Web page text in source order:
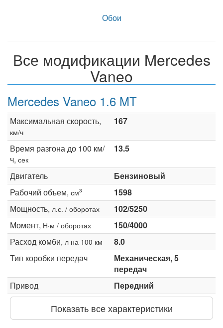
Обои
Все модификации Mercedes
Vaneo
Mercedes Vaneo 1.6 MT
Максимальная скорость,
км/ч
167
Время разгона до 100 км/
ч, сек
13.5
Двигатель
Бензиновый
Рабочий объем, см3
1598
Мощность, л.с. / оборотах
102/5250
Момент, Н·м / оборотах
150/4000
Расход комби, л на 100 км
8.0
Тип коробки передач
Механическая, 5
передач
Привод
Передний
Показать все характеристики